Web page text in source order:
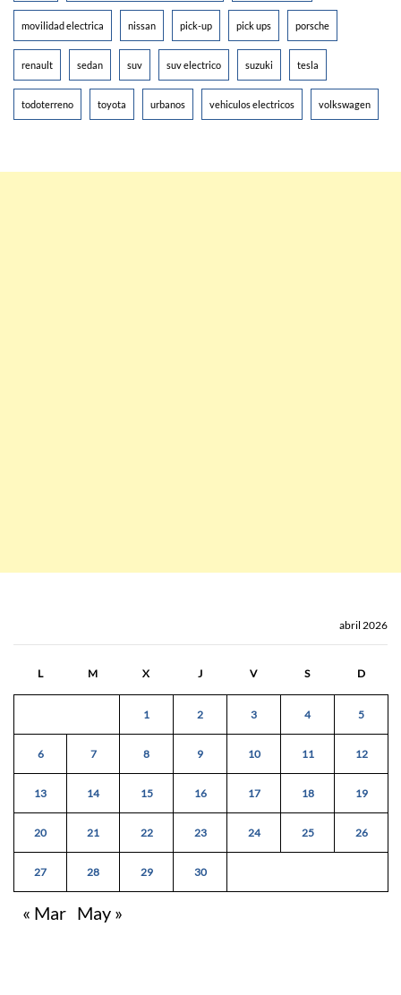
movilidad electrica nissan pick-up pick ups porsche
renault sedan suv suv electrico suzuki tesla
todoterreno toyota urbanos vehiculos electricos volkswagen
abril 2026
L M X J V S D
1 2 3 4 5
6 7 8 9 10 11 12
13 14 15 16 17 18 19
20 21 22 23 24 25 26
27 28 29 30
« Mar May »